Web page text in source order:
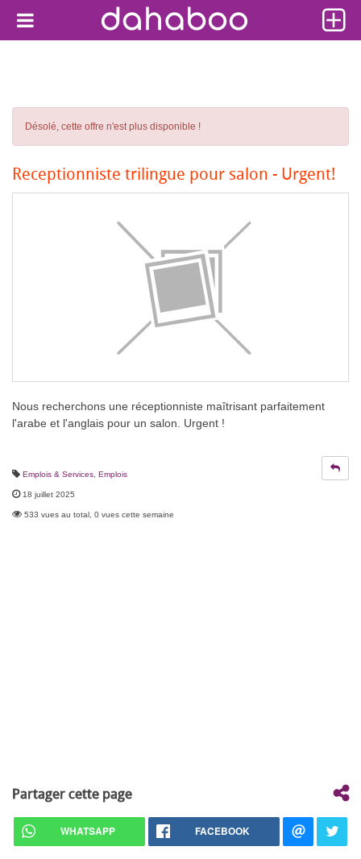
Désolé, cette offre n'est plus disponible !
Receptionniste trilingue pour salon - Urgent!
Nous recherchons une réceptionniste maîtrisant parfaitement
l'arabe et l'anglais pour un salon. Urgent !
Emplois & Services Emplois
18 juillet 2025
533 vues au total, 0 vues cette semaine
Partager cette page
WHATSAPP FACEBOOK